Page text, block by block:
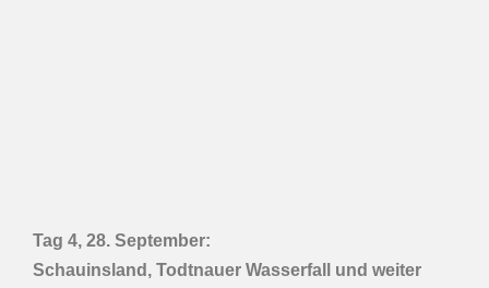
Tag 4, 28. September:
Schauinsland, Todtnauer Wasserfall und weiter